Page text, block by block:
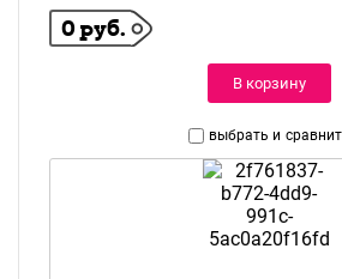
0 руб.
В корзину
выбрать и